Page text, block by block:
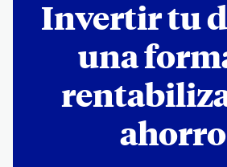
Invertir tu
una